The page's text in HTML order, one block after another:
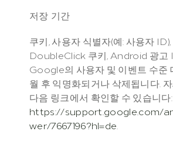
저장 기간
쿠키, 사용자 식별자(예: 사용자
DoubleClick 쿠키, Android 광고
Google의 사용자 및 이벤트 수준
월 후 익명화되거나 삭제됩니다.
https://support.google.com/
wer/7667196?hl=de